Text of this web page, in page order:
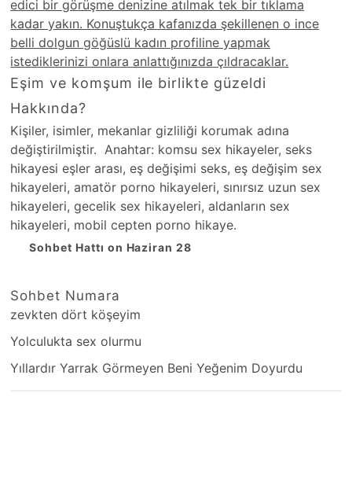
edici bir görüşme denizine atılmak tek bir tıklama
kadar yakın. Konuştukça kafanızda şekillenen o ince
belli dolgun göğüslü kadın profiline yapmak
istediklerinizi onlara anlattığınızda çıldracaklar.
Eşim ve komşum ile birlikte güzeldi
Hakkında?
Kişiler, isimler, mekanlar gizliliği korumak adına
değiştirilmiştir. Anahtar: komsu sex hikayeler, seks
hikayesi eşler arası, eş değişimi seks, eş değişim sex
hikayeleri, amatör porno hikayeleri, sınırsız uzun sex
hikayeleri, gecelik sex hikayeleri, aldanların sex
hikayeleri, mobil cepten porno hikaye.
Sohbet Hattı on Haziran 28
Sohbet Numara
zevkten dört köşeyim
Yolculukta sex olurmu
Yıllardır Yarrak Görmeyen Beni Yeğenim Doyurdu